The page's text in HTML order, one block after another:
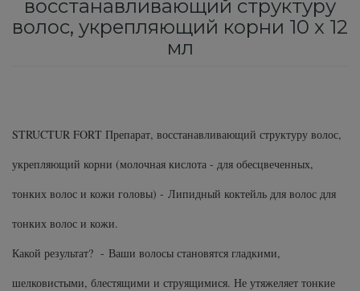
восстанавливающий структуру
волос, укрепляющий корни 10 x 12
мл
STRUCTUR FORT Препарат, восстанавливающий структуру волос,
укрепляющий корни (молочная кислота - для обесцвеченных,
тонких волос и кожи головы) - Липидный коктейль для волос для
тонких волос и кожи.
Какой результат? - Ваши волосы становятся гладкими,
шелковистыми, блестящими и струящимися. Не утяжеляет тонкие
Средства от перхоти
Subtil Color Lab Hydratation Active – Серия
для интенсивного увлажнения
Subtil Color Lab Maitrise Parfaite – Серия для
Subtil Color Lab Rеgеnеration Absolue –
Subtil Color Lab Volume Intense – Серия для
Revlon Professional
Subtil